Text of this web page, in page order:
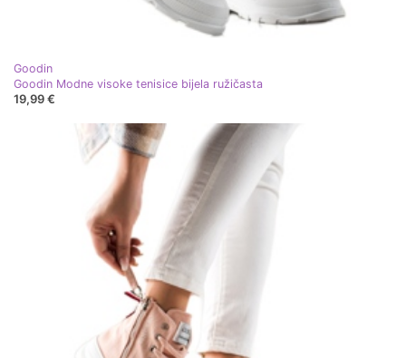
Goodin
Goodin Modne visoke tenisice bijela ružičasta
19,99 €